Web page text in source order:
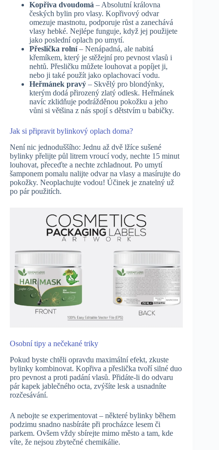
Kopřiva dvoudomá – Absolutní královna
českých bylin pro vlasy. Kopřivový odvar
omezuje mastnotu, podporuje růst a zanechává
vlasy hebké. Nejlépe funguje, když jej použijete
jako poslední oplach po umytí.
Přeslička rolní– Nenápadná, ale nabitá
křemíkem, který je stěžejní pro pevnost vlasů i
nehtů. Přesličku můžete louhovat a popíjet ji,
nebo ji také použít jako oplachovací vodu.
Heřmánek pravý – Skvělý pro blondýnky,
kterým dodá přirozený zlatý odlesk. Heřmánek
navíc zklidňuje podrážděnou pokožku a jeho
vůni si většina z nás spojí s dětstvím u babičky.
Jak si připravit bylinkový oplach doma?
Není nic jednoduššího: Jednu až dvě lžíce sušené
bylinky přelijte půl litrem vroucí vody, nechte 15 minut
louhovat, přeceďte a nechte zchladnout. Po umytí
šamponem pomalu nalijte odvar na vlasy a masírujte do
pokožky. Neoplachujte vodou! Účinek je znatelný už
po pár použitích.
Osobní tipy a nečekané triky
Pokud byste chtěli opravdu maximální efekt, zkuste
bylinky kombinovat. Kopřiva a přeslička tvoří silné duo
pro pevnost a proti padání vlasů. Přidáte-li do odvaru
pár kapek jablečného octa, zvýšíte lesk a usnadníte
rozčesávání.
A nebojte se experimentovat – některé bylinky během
podzimu snadno nasbíráte při procházce lesem či
parkem. Ovšem vždy sbírejte mimo město a tam, kde
víte, že nejsou zbytečné chemikálie.